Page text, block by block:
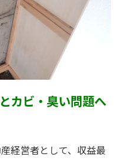
カビ・臭い問題へ
経営者として、収益最